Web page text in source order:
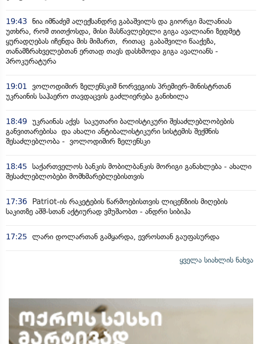
19:43 ნია იმნაძემ ალექსანდრე გაბაშვილს და გიორგი მალანიას
უთხრა, რომ თითქოსდა, მისი მასწავლებელი გიგა ავალიანი ზედმეტ
ყურადღებას იჩენდა მის მიმართ, რითაც გაბაშვილი წააქეზა,
თანამზრახველებთან ერთად თავს დასხმოდა გიგა ავალიანს -
პროკურატურა
19:01 ვოლოდიმირ ზელენსკიმ ნორვეგიის პრემიერ-მინისტრთან
უკრაინის საჰაერო თავდაცვის გაძლიერება განიხილა
18:49 უკრაინას აქვს საკუთარი ბალისტიკური შესაძლებლობების
განვითარებისა და ახალი ანტიბალისტიკური სისტემის შექმნის
შესაძლებლობა - ვოლოდიმირ ზელენსკი
18:45 საქართველოს ბანკის მობილბანკის მორიგი განახლება - ახალი
შესაძლებლობები მომხმარებლებისთვის
17:36
Patriot-ის რაკეტების წარმოებისთვის ლიცენზიის მიღების
საკითზე აშშ-სთან აქტიურად ვმუშაობთ - ანდრი სიბიჰა
17:25 ლარი დოლართან გამყარდა, ევროსთან გაუფასურდა
ყველა სიახლის ნახვა